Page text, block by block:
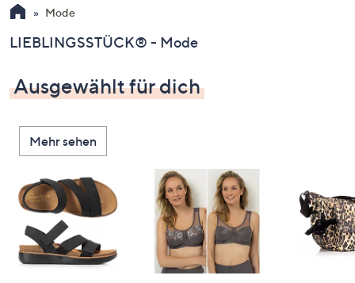
Sie
Pfeiltasten
oben
und
nach
unten
oder
wischen
Sie
Touch-
Geräten
Mode
LIEBLINGSSTÜCK® - Mode
Ausgewählt für dich
Mehr sehen